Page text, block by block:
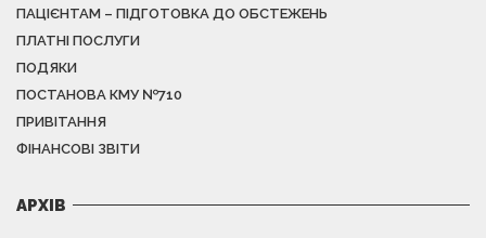
ПАЦІЄНТАМ – ПІДГОТОВКА ДО ОБСТЕЖЕНЬ
ПЛАТНІ ПОСЛУГИ
ПОДЯКИ
ПОСТАНОВА КМУ №710
ПРИВІТАННЯ
ФІНАНСОВІ ЗВІТИ
АРХІВ